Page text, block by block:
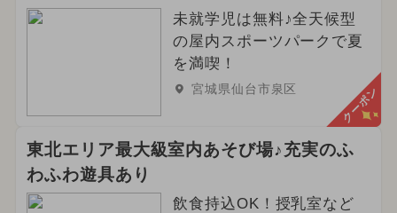
未就学児は無料♪全天候型
の屋内スポーツパークで夏
を満喫！
宮城県仙台市泉区 クーポン
東北エリア最大級室内あそび場♪充実のふ
わふわ遊具あり
飲食持込OK！授乳室など